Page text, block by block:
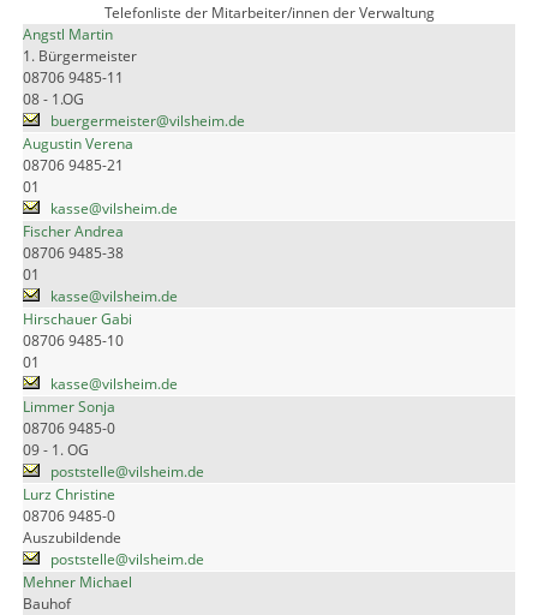
Telefonliste der Mitarbeiter/innen der Verwaltung
Angstl Martin
1. Bürgermeister
08706 9485-11
08 - 1.OG
buergermeister@vilsheim.de
Augustin Verena
08706 9485-21
01
kasse@vilsheim.de
Fischer Andrea
08706 9485-38
01
kasse@vilsheim.de
Hirschauer Gabi
08706 9485-10
01
kasse@vilsheim.de
Limmer Sonja
08706 9485-0
09 - 1. OG
poststelle@vilsheim.de
Lurz Christine
08706 9485-0
Auszubildende
poststelle@vilsheim.de
Mehner Michael
Bauhof